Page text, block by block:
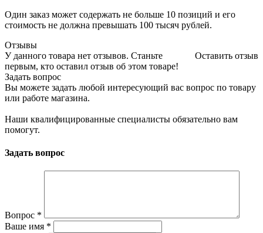
Один заказ может содержать не больше 10 позиций и его
стоимость не должна превышать 100 тысяч рублей.
Отзывы
Оставить отзыв
У данного товара нет отзывов. Станьте
первым, кто оставил отзыв об этом товаре!
Задать вопрос
Вы можете задать любой интересующий вас вопрос по товару
или работе магазина.
Наши квалифицированные специалисты обязательно вам
помогут.
Задать вопрос
Вопрос *
Ваше имя *